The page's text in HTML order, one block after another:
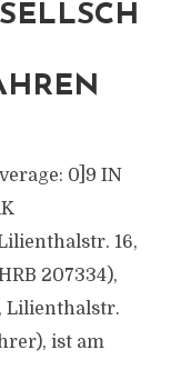
0]9 IN
16,
207334),
Lilienthalstr.
ist am